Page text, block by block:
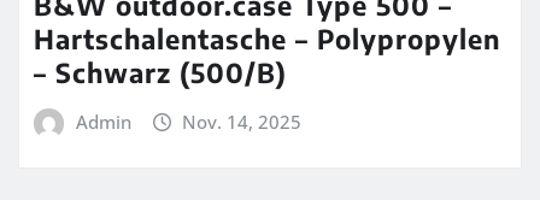
Hartschalentasche – Polypropylen
– Schwarz (500/B)
Admin Nov. 14, 2025